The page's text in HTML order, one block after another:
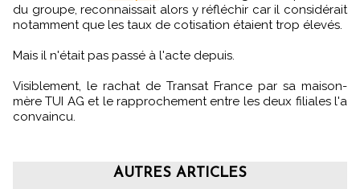
du groupe, reconnaissait alors y réfléchir car il considérait
notamment que les taux de cotisation étaient trop élevés.
Mais il n'était pas passé à l'acte depuis.
Visiblement, le rachat de Transat France par sa maison-
mère TUI AG et le rapprochement entre les deux filiales l'a
convaincu.
AUTRES ARTICLES